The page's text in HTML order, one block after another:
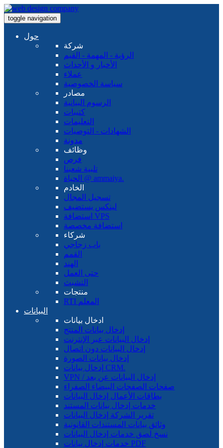
toggle navigation
حول
شركة
الرؤية - المهمة - القيم
الأخبار و الأحداث
عملاء
سياسة الخصوصية
مصادر
الرسوم البيانية
كتيبات
التعليمات
الشهادات - التوصيات
مدونة
وظائف
فرص
تلبية شعبنا
الحياة @ ammaiya.
الخادم
تسجيل المجال
لينكس يستضيف
استضافة VPS
استضافة مخصصة
شركاء
باب زجاجي
القمم
الهند
حتى العمل
التشبث
منتجات
RTI المعلم
البيانات
ادخال بيانات
إدخال بيانات المنتج
إدخال البيانات عبر الإنترنت
إدخال البيانات دون اتصال
إدخال بيانات الصورة
إدخال بيانات CRM.
VPN / إدخال البيانات عن بعد
صفحات الصفحات البيضاء الصفراء
بطاقات الأعمال إدخال البيانات
خدمات إدخال بيانات المستند
تقرير الشركة إدخال البيانات
وثائق بيانات المستندات القانونية
نسخ لصق خدمات إدخال البيانات
خدمات إدخال بيانات PDF